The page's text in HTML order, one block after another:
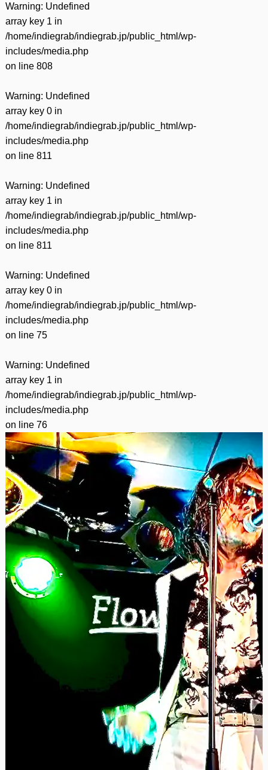
Warning: Undefined
array key 1 in
/home/indiegrab/indiegrab.jp/public_html/wp-
includes/media.php
on line 808
Warning: Undefined
array key 0 in
/home/indiegrab/indiegrab.jp/public_html/wp-
includes/media.php
on line 811
Warning: Undefined
array key 1 in
/home/indiegrab/indiegrab.jp/public_html/wp-
includes/media.php
on line 811
Warning: Undefined
array key 0 in
/home/indiegrab/indiegrab.jp/public_html/wp-
includes/media.php
on line 75
Warning: Undefined
array key 1 in
/home/indiegrab/indiegrab.jp/public_html/wp-
includes/media.php
on line 76